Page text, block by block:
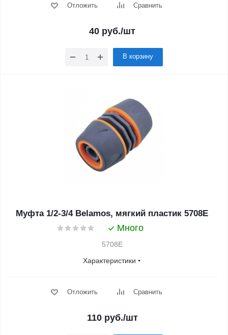
Отложить Сравнить
40 руб./шт
В корзину
Муфта 1/2-3/4 Belamos, мягкий пластик 5708Е
Много
5708E
Характеристики
Отложить Сравнить
110руб./шт